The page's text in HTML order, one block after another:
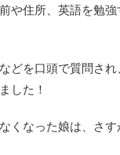
や住所、英語を勉
どを口頭で質問さ
した！
くなった娘は、さ